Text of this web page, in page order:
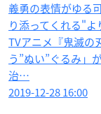
義勇の表情がゆる
り添ってくれる"
TVアニメ『鬼滅の
う”ぬい”ぐるみ」
治…
2019-12-28 16:00